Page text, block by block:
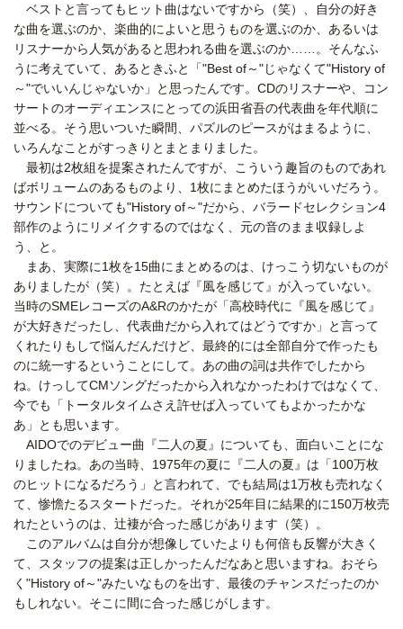
ベストと言ってもヒット曲はないですから（笑）、自分の好き
な曲を選ぶのか、楽曲的によいと思うものを選ぶのか、あるいは
リスナーから人気があると思われる曲を選ぶのか……。そんなふ
うに考えていて、あるときふと「"Best of～"じゃなくて"History of
～"でいいんじゃないか」と思ったんです。CDのリスナーや、コン
サートのオーディエンスにとっての浜田省吾の代表曲を年代順に
並べる。そう思いついた瞬間、パズルのピースがはまるように、
いろんなことがすっきりとまとまりました。
最初は2枚組を提案されたんですが、こういう趣旨のものであれ
ばボリュームのあるものより、1枚にまとめたほうがいいだろう。
サウンドについても"History of～"だから、バラードセレクション4
部作のようにリメイクするのではなく、元の音のまま収録しよ
う、と。
まあ、実際に1枚を15曲にまとめるのは、けっこう切ないものが
ありましたが（笑）。たとえば『風を感じて』が入っていない。
当時のSMEレコーズのA&Rのかたが「高校時代に『風を感じて』
が大好きだったし、代表曲だから入れてはどうですか」と言って
くれたりもして悩んだんだけど、最終的には全部自分で作ったも
のに統一するということにして。あの曲の詞は共作でしたから
ね。けっしてCMソングだったから入れなかったわけではなくて、
今でも「トータルタイムさえ許せば入っていてもよかったかな
あ」とも思います。
AIDOでのデビュー曲『二人の夏』についても、面白いことにな
りましたね。あの当時、1975年の夏に『二人の夏』は「100万枚
のヒットになるだろう」と言われて、でも結局は1万枚も売れなく
て、惨憺たるスタートだった。それが25年目に結果的に150万枚売
れたというのは、辻褄が合った感じがあります（笑）。
このアルバムは自分が想像していたよりも何倍も反響が大きく
て、スタッフの提案は正しかったんだなあと思いますね。おそら
く"History of～"みたいなものを出す、最後のチャンスだったのか
もしれない。そこに間に合った感じがします。